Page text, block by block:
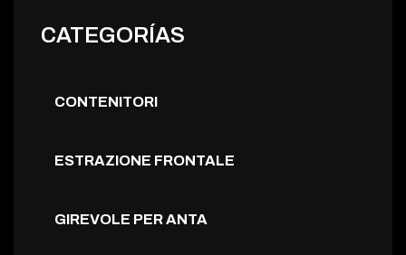
CATEGORÍAS
CONTENITORI
ESTRAZIONE FRONTALE
GIREVOLE PER ANTA